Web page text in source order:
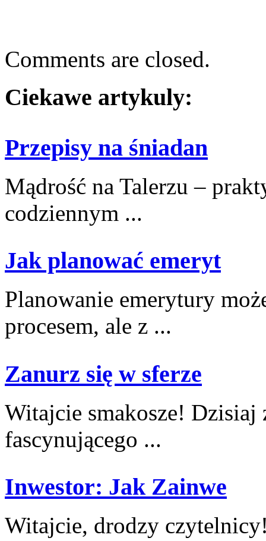
Comments are closed.
Ciekawe artykuly:
Przepisy na śniadan
Mądrość na Talerzu –
codziennym ...
Jak planować emeryt
Planowanie ​emerytury
procesem, ⁣ale z ...
Zanurz się w sferze
Witajcie‌ smakosze! Dzisiaj​
fascynującego ...
Inwestor: Jak Zainwe
Witajcie, drodzy‍